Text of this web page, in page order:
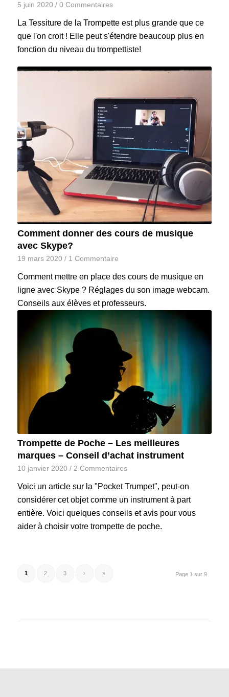
5 juin 2020 / 0 Commentaires
La Tessiture de la Trompette est plus grande que ce
que l'on croit ! Elle peut s'étendre beaucoup plus en
fonction du niveau du trompettiste!
Comment donner des cours de musique
avec Skype?
19 mars 2020 / 1 Commentaire
Comment mettre en place des cours de musique en
ligne avec Skype ? Réglages du son image webcam.
Conseils aux élèves et professeurs.
Trompette de Poche – Les meilleures
marques – Conseil d’achat instrument
10 janvier 2020 / 2 Commentaires
Voici un article sur la "Pocket Trumpet", peut-on
considérer cet objet comme un instrument à part
entière. Voici quelques conseils et avis pour vous
aider à choisir votre trompette de poche.
Page 1 sur 9
1 2 3 › »